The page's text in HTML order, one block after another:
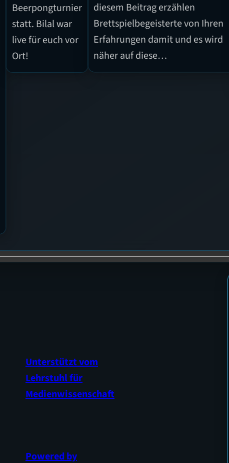
Beerpongturnier
statt. Bilal war
live für euch vor
Ort!
diesem Beitrag erzählen
Brettspielbegeisterte von Ihren
Erfahrungen damit und es wird
näher auf diese…
Unterstützt vom
Lehrstuhl für
Medienwissenschaft
Powered by